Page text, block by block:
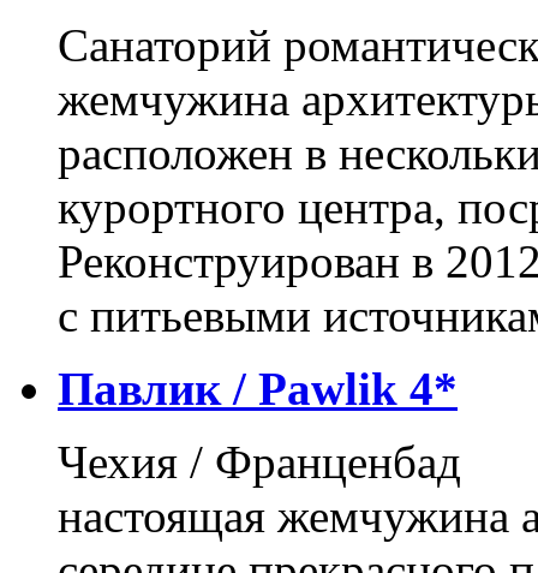
Санаторий
жемчужина
расположен в
курортного центра,
Реконструирован в
с питьевыми
Павлик / Pawlik 4*
Чехия / Франценбад
настоящая жемчужина